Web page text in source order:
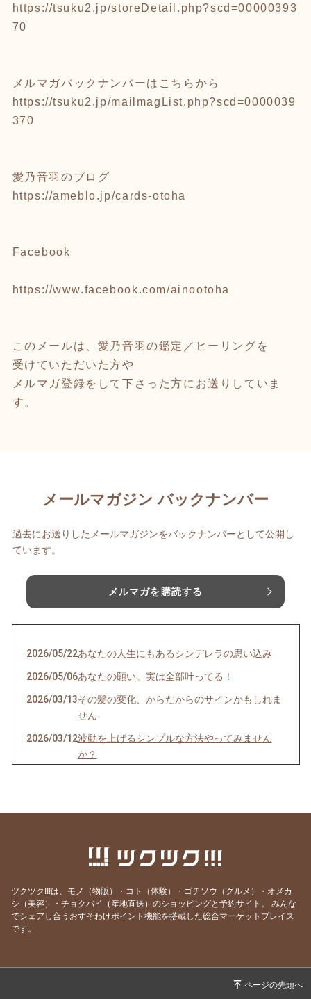
https://tsuku2.jp/storeDetail.php?scd=00000393
70
メルマガバックナンバーはこちらから
https://tsuku2.jp/mailmagList.php?scd=0000039
370
愛乃音羽のブログ
https://ameblo.jp/cards-otoha
Facebook
https://www.facebook.com/ainootoha
このメールは、愛乃音羽の鑑定／ヒーリングを
受けていただいた方や
メルマガ登録をして下さった方にお送りしていま
す。
メールマガジン バックナンバー
過去にお送りしたメールマガジンをバックナンバーとして公開し
ています。
メルマガを購読する
2026/05/22あなたの人生にもあるシンデレラの思い込み
2026/05/06あなたの願い。実は全部叶ってる！
2026/03/13その髪の変化、からだからのサインかもしれま
せん
2026/03/12波動を上げるシンプルな方法やってみません
か？
さかの展開に…」
ルー」の年
2025/06/21一流の人は人の心を一瞬でつかむ
2025/06/10 あなたが最高に輝く場所はどこですか？
2025/06/05「行き当たりばったり」は「行き当たりぴった
ツクツク!!!は、モノ（物販）・コト（体験）・ゴチソウ（グルメ）・オメカ
シ（美容）・チョクバイ（産地直送）のショッピングと予約サイト。
みんな
でシェアし合うおすそわけポイント機能を搭載した総合マーケットプレイス
です。